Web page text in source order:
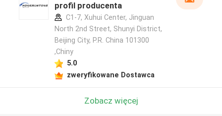
profil producenta
C1-7, Xuhui Center, Jinguan
North 2nd Street, Shunyi District,
Beijing City, P.R. China 101300
,Chiny
5.0
zweryfikowane Dostawca
Zobacz więcej